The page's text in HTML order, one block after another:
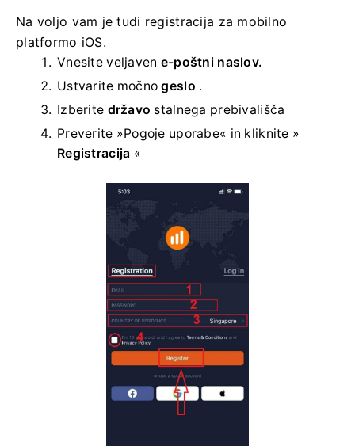
Na voljo vam je tudi registracija za mobilno
platformo iOS.
Vnesite veljaven e-poštni naslov.
Ustvarite močnogeslo .
Izberite državo stalnega prebivališča
Preverite »Pogoje uporabe« in kliknite »
Registracija «